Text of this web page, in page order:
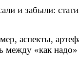
и забыли:
аспекты,
«как надо»